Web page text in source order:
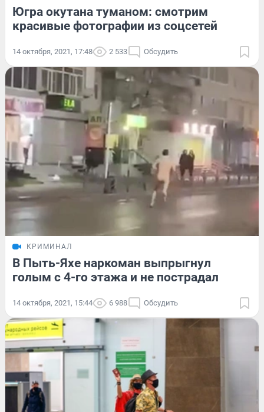
Югра окутана туманом: смотрим
красивые фотографии из соцсетей
14 октября, 2021, 17:48 2 533 Обсудить
КРИМИНАЛ
В Пыть-Яхе наркоман выпрыгнул
голым с 4-го этажа и не пострадал
14 октября, 2021, 15:44 6 988 Обсудить